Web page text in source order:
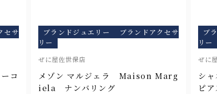
セサ
コ
ブランドジュエリー
ブランドアクセサ
リー
ぜに屋佐世保店
メゾン マルジェラ Maison Marg
iela ナンバリング
ブ
リー
ぜに
シ
ピ